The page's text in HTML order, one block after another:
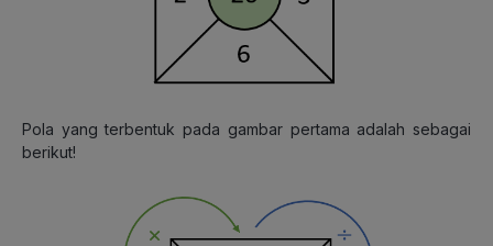
Pola yang terbentuk pada gambar pertama adalah sebagai
berikut!